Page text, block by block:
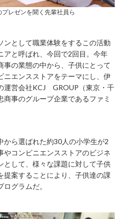
レゼンを聞く先輩社員ら
ンとして職業体験をするこの活動
アと呼ばれ、今回で2回目。今年
事の業態の中から、子供にとって
ニエンスストアをテーマにし、伊
運営会社KCJ GROUP（東京・千
商事のグループ企業であるファミ
から選ばれた約30人の小学生が2
やコンビニエンスストアのビジネ
として、様々な課題に対して子供
提案することにより、子供達の課
グラムだ。